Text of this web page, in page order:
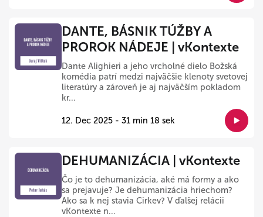
DANTE, BÁSNIK TÚŽBY A
PROROK NÁDEJE | vKontexte
Dante Alighieri a jeho vrcholné dielo Božská
komédia patrí medzi najväčšie klenoty svetovej
literatúry a zároveň je aj najväčším pokladom
kr...
12. Dec 2025 - 31 min 18 sek
DEHUMANIZÁCIA | vKontexte
Čo je to dehumanizácia, aké má formy a ako
sa prejavuje? Je dehumanizácia hriechom?
Ako sa k nej stavia Cirkev? V ďalšej relácii
vKontexte n...